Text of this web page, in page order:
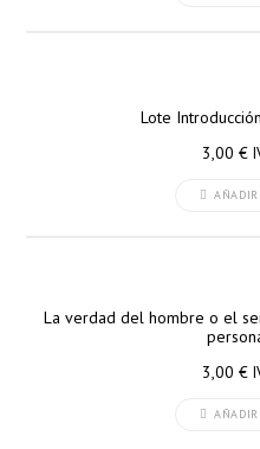
Lote
3,00 €
La verdad del hombre o el
3,00 €